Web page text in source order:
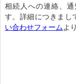
相続人への連絡、
す。詳細につきまし
い合わせフォームよ